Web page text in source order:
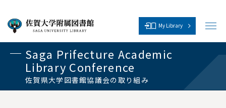
My Library
メ
ー
を
Saga Prifecture Academic
Library Conference
佐賀県大学図書館協議会の取り組み